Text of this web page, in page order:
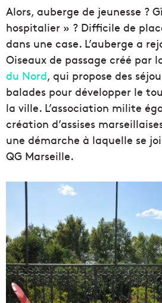
Alors, auberge de jeunesse ?
hospitalier » ? Difficile de
dans une case. L’auberge a
Oiseaux de passage créé par
du Nord, qui propose des
balades pour développer le
la ville. L’association milite
création d’assises
une démarche à laquelle se
QG Marseille.